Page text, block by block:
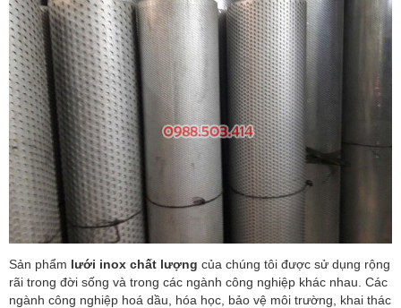
Sản phẩm lưới inox chất lượng của chúng tôi được sử dụng rộng
rãi trong đời sống và trong các ngành công nghiệp khác nhau. Các
ngành công nghiệp hoá dầu, hóa học, bảo vệ môi trường, khai thác